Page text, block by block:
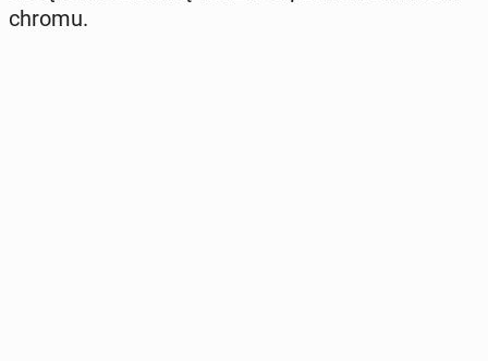
chromu.